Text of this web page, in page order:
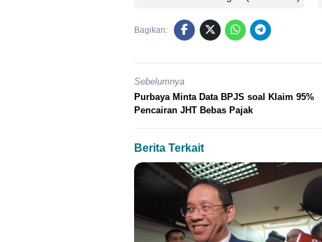
Bagikan:
Sebelumnya
Purbaya Minta Data BPJS soal Klaim 95%
Pencairan JHT Bebas Pajak
Berita Terkait